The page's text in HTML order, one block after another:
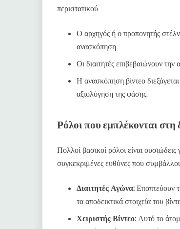
περιστατικού.
Ο αρχηγός ή ο προπονητής
ανασκόπηση.
Οι διαιτητές επιβεβαιώνουν
Η ανασκόπηση βίντεο
αξιολόγηση της φάσης.
Ρόλοι που εμπλέκονται
Πολλοί βασικοί ρόλοι είναι
συγκεκριμένες ευθύνες που
Διαιτητές Αγώνα: Εποπτεύουν
τα αποδεικτικά στοιχεία του
Χειριστής Βίντεο: Αυτό το